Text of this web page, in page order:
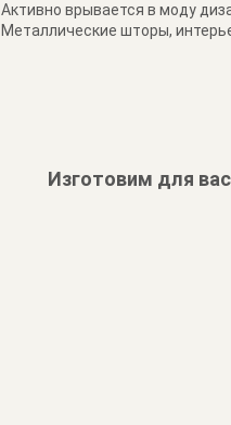
Активно врывается в моду
Металлические шторы,
Изготовим для